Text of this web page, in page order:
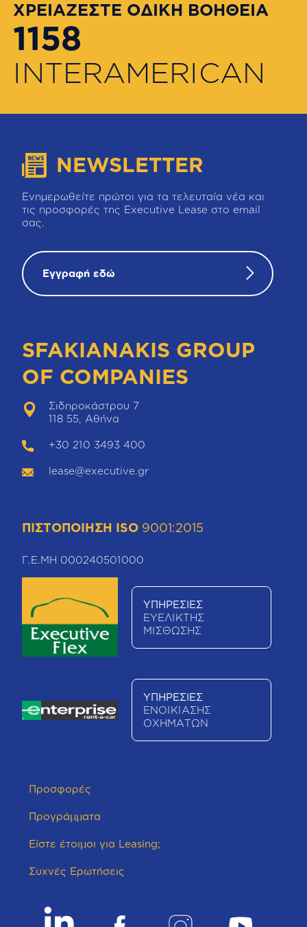
ΧΡΕΙΑΖΕΣΤΕ ΟΔΙΚΗ ΒΟΗΘΕΙΑ
1158
INTERAMERICAN
NEWSLETTER
Ενημερωθείτε πρώτοι για τα τελευταία νέα και
τις προσφορές της Executive Lease στο email
σας.
Εγγραφή εδώ
SFAKIANAKIS GROUP
OF COMPANIES
Σιδηροκάστρου 7
118 55, Αθήνα
+30 210 3493 400
lease@executive.gr
ΠΙΣΤΟΠΟΙΗΣΗ ISO 9001:2015
Γ.Ε.ΜΗ 000240501000
ΥΠΗΡΕΣΙΕΣ
ΕΥΕΛΙΚΤΗΣ
ΜΙΣΘΩΣΗΣ
ΥΠΗΡΕΣΙΕΣ
ΕΝΟΙΚΙΑΣΗΣ
ΟΧΗΜΑΤΩΝ
Προσφορές
Προγράμματα
Είστε έτοιμοι για Leasing;
Συχνές Ερωτήσεις